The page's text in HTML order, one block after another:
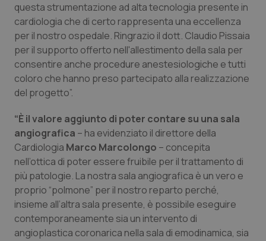
Veneto
Oncoematologia
Oncologia & Nutrizione
Psoriasi & pelle
Quotidiano Cardiologia
Quotidiano Chirurgia
Quotidiano Oncologia
Quotidiano Pediatria
Rene & patologie urogenitali
questa strumentazione ad alta tecnologia presente in
cardiologia che di certo rappresenta una eccellenza
per il nostro ospedale. Ringrazio il dott. Claudio Pissaia
per il supporto offerto nell'allestimento della sala per
consentire anche procedure anestesiologiche e tutti
coloro che hanno preso partecipato alla realizzazione
del progetto”.
“È il valore aggiunto di poter contare su una sala
angiografica – ha evidenziato il direttore della
Cardiologia Marco Marcolongo – concepita
nell’ottica di poter essere fruibile per il trattamento di
più patologie. La nostra sala angiografica è un vero e
proprio “polmone” per il nostro reparto perché,
insieme all’altra sala presente, è possibile eseguire
contemporaneamente sia un intervento di
angioplastica coronarica nella sala di emodinamica, sia